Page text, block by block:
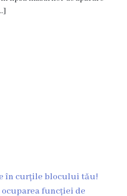
în curțile blocului tău!
funcției de